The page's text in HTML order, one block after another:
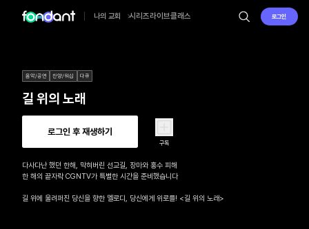
나의 교회 시리즈라이브클래스 로그인
음악/공연 찬양/워십 다큐
길 위의 노래
로그인 후 재생하기
구독
다사다난 했던 한해, 막혀버린 선교길, 장마와 홍수 피해
한 해의 끝자락 CGNTV가 특별한 시간을 준비했습니다
길 위에 울려퍼진 당신을 향한 멜로디, 당신에게 위로를! <길 위의 노래>